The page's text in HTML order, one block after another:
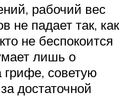
рабочий вес
не падает так, как
не беспокоится
лишь о
грифе, советую
достаточной